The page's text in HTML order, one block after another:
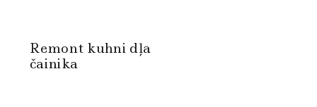
Remont kuhni dļa
čainika